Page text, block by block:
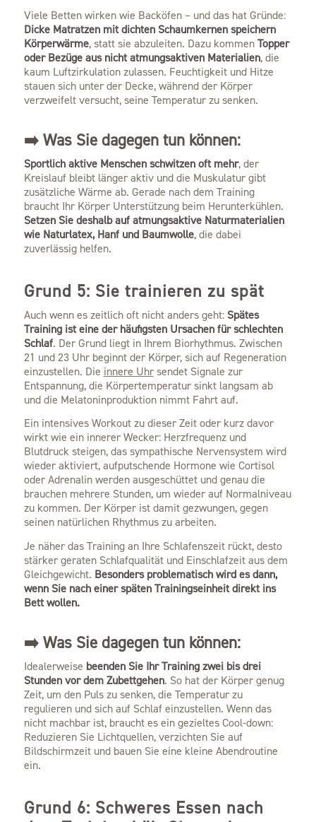
Viele Betten wirken wie Backöfen – und das hat Gründe:
Dicke Matratzen mit dichten Schaumkernen speichern
Körperwärme, statt sie abzuleiten. Dazu kommenTopper
oder Bezüge aus nicht atmungsaktiven Materialien, die
kaum Luftzirkulation zulassen. Feuchtigkeit und Hitze
stauen sich unter der Decke, während der Körper
verzweifelt versucht, seine Temperatur zu senken.
➡️ Was Sie dagegen tun können:
Sportlich aktive Menschen schwitzen oft mehr, der
Kreislauf bleibt länger aktiv und die Muskulatur gibt
zusätzliche Wärme ab. Gerade nach dem Training
braucht Ihr Körper Unterstützung beim Herunterkühlen.
Setzen Sie deshalb auf atmungsaktive Naturmaterialien
wie Naturlatex, Hanf und Baumwolle, die dabei
zuverlässig helfen.
Grund 5: Sie trainieren zu spät
Auch wenn es zeitlich oft nicht anders geht: Spätes
Training ist eine der häufigsten Ursachen für schlechten
Schlaf. Der Grund liegt in Ihrem Biorhythmus. Zwischen
21 und 23 Uhr beginnt der Körper, sich auf Regeneration
einzustellen. Die innere Uhrsendet Signale zur
Entspannung, die Körpertemperatur sinkt langsam ab
und die Melatoninproduktion nimmt Fahrt auf.
Ein intensives Workout zu dieser Zeit oder kurz davor
wirkt wie ein innerer Wecker: Herzfrequenz und
Blutdruck steigen, das sympathische Nervensystem wird
wieder aktiviert, aufputschende Hormone wie Cortisol
oder Adrenalin werden ausgeschüttet und genau die
brauchen mehrere Stunden, um wieder auf Normalniveau
zu kommen. Der Körper ist damit gezwungen, gegen
seinen natürlichen Rhythmus zu arbeiten.
Je näher das Training an Ihre Schlafenszeit rückt, desto
stärker geraten Schlafqualität und Einschlafzeit aus dem
Gleichgewicht. Besonders problematisch wird es dann,
wenn Sie nach einer späten Trainingseinheit direkt ins
Bett wollen.
➡️ Was Sie dagegen tun können:
Idealerweise beenden Sie Ihr Training zwei bis drei
Stunden vor dem Zubettgehen. So hat der Körper genug
Zeit, um den Puls zu senken, die Temperatur zu
regulieren und sich auf Schlaf einzustellen. Wenn das
nicht machbar ist, braucht es ein gezieltes Cool-down:
Reduzieren Sie Lichtquellen, verzichten Sie auf
Bildschirmzeit und bauen Sie eine kleine Abendroutine
ein.
Grund 6: Schweres Essen nach